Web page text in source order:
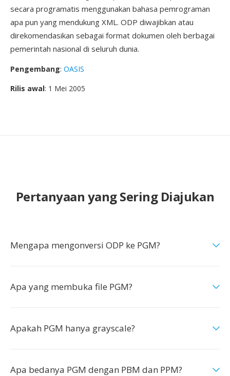
secara programatis menggunakan bahasa pemrograman
apa pun yang mendukung XML. ODP diwajibkan atau
direkomendasikan sebagai format dokumen oleh berbagai
pemerintah nasional di seluruh dunia.
Pengembang: OASIS
Rilis awal: 1 Mei 2005
Pertanyaan yang Sering Diajukan
Mengapa mengonversi ODP ke PGM?
Apa yang membuka file PGM?
Apakah PGM hanya grayscale?
Apa bedanya PGM dengan PBM dan PPM?